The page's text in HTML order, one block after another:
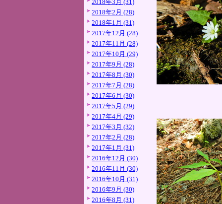
2018年3月 (31)
2018年2月 (28)
2018年1月 (31)
2017年12月 (28)
2017年11月 (28)
2017年10月 (29)
2017年9月 (28)
2017年8月 (30)
2017年7月 (28)
2017年6月 (30)
2017年5月 (29)
2017年4月 (29)
2017年3月 (32)
2017年2月 (28)
2017年1月 (31)
2016年12月 (30)
2016年11月 (30)
2016年10月 (31)
2016年9月 (30)
2016年8月 (31)